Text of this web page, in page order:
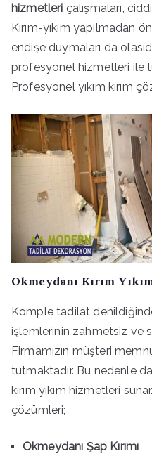
hizmetleri çalışmaları,
Kırım-yıkım yapılmadan
endişe duymaları da
profesyonel hizmetleri ile
Profesyonel yıkım kırım
Okmeydanı Kırım
Komple tadilat
işlemlerinin zahmetsiz ve
Firmamızın müşteri
tutmaktadır. Bu nedenle
kırım yıkım hizmetleri
çözümleri;
Okmeydanı Şap Kırımı